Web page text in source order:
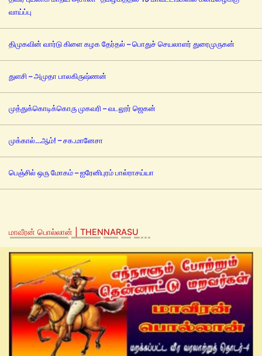
வாய்ப்பு
திமுகவின் வார்டு கிளை கழக தேர்தல் – பொதுச் செயலாளர் துரைமுருகன்
துளசி – அமுதா பாலகிருஷ்ணன்
முத்துக்கொடிக்கொரு முகவரி – வடலூர் ஜெகன்
முக்கால்…ஆம்! – சக.மானேசா
பெஞ்சில் ஒரு மோகம் – ஐரேனிபுரம் பால்ராசய்யா
மாவீரன் பொல்லான் | THENNARASU